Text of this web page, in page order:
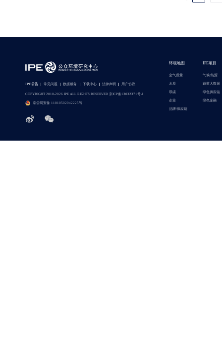
IPE公告 常见问题 数据服务 下载中心 法律声明 用户协议
COPYRIGHT 2010-2026 IPE ALL RIGHTS RESERVED 京ICP备13032371号-1
京公网安备 11010502042225号
环境地图
空气质量
水质
双碳
企业
品牌/供应链
IPE项目
气候/能源
蔚蓝大数据
绿色供应链
绿色金融